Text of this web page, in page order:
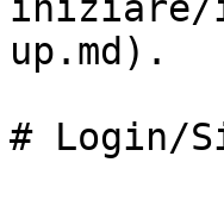
up.md).
# Login/